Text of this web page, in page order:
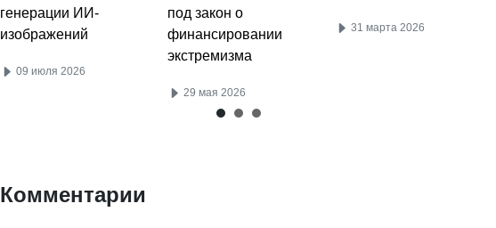
генерации ИИ-
изображений
09 июля 2026
под закон о
финансировании
экстремизма
29 мая 2026
31 марта 2026
Комментарии